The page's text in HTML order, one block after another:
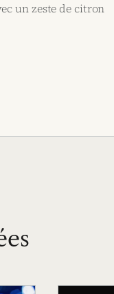
un zeste de citron